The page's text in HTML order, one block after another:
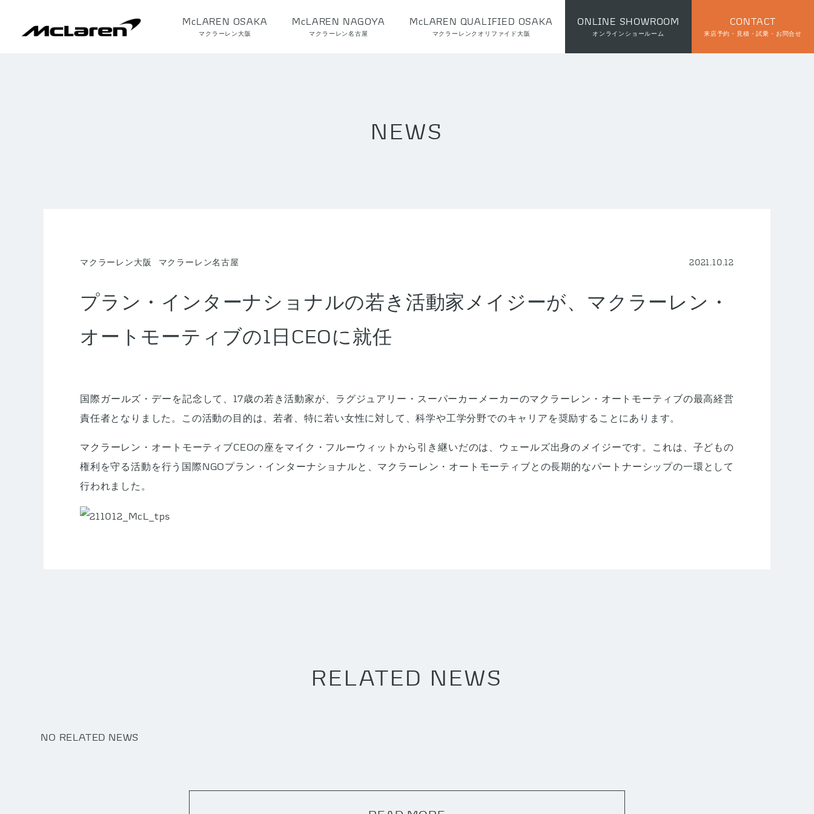
McLAREN OSAKA
マクラーレン大阪
McLAREN NAGOYA
マクラーレン名古屋
McLAREN QUALIFIED OSAKA
マクラーレンクオリファイド大阪
ONLINE SHOWROOM
オンラインショールーム
CONTACT
来店予約・見積・試乗・お問合せ
NEWS
マクラーレン大阪 マクラーレン名古屋 2021.10.12
プラン・インターナショナルの若き活動家メイジーが、マクラーレン・
オートモーティブの1日CEOに就任
国際ガールズ・デーを記念して、17歳の若き活動家が、ラグジュアリー・スーパーカーメーカーのマクラーレン・オートモーティブの最高経営
責任者となりました。この活動の目的は、若者、特に若い女性に対して、科学や工学分野でのキャリアを奨励することにあります。
マクラーレン・オートモーティブCEOの座をマイク・フルーウィットから引き継いだのは、ウェールズ出身のメイジーです。これは、子どもの
権利を守る活動を行う国際NGOプラン・インターナショナルと、マクラーレン・オートモーティブとの長期的なパートナーシップの一環として
行われました。
RELATED NEWS
NO RELATED NEWS